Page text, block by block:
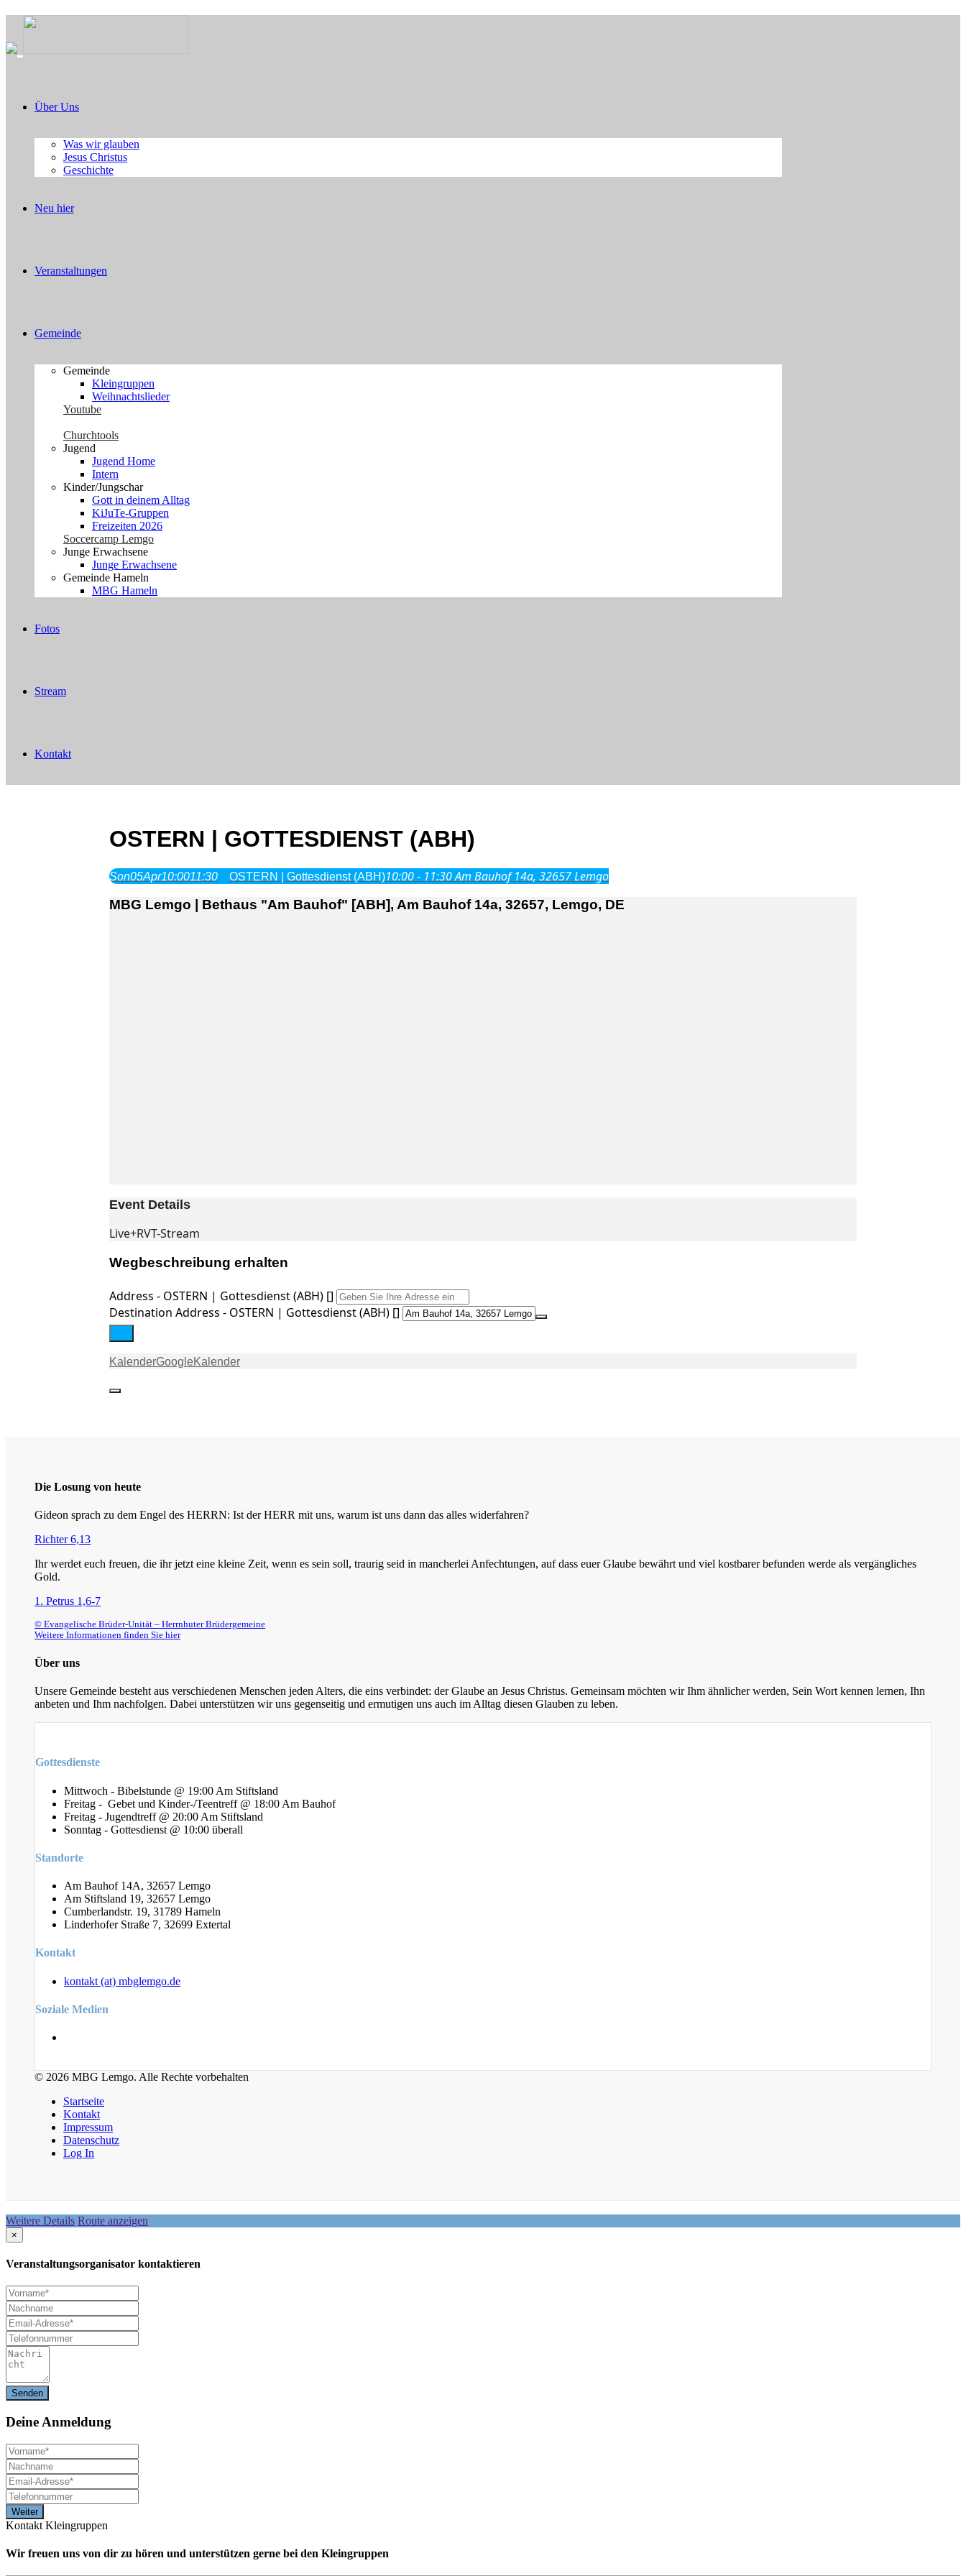
Über Uns
Was wir glauben
Jesus Christus
Geschichte
Neu hier
Veranstaltungen
Gemeinde
Gemeinde
Kleingruppen
Weihnachtslieder
Youtube
Churchtools
Jugend
Jugend Home
Intern
Kinder/Jungschar
Gott in deinem Alltag
KiJuTe-Gruppen
Freizeiten 2026
Soccercamp Lemgo
Junge Erwachsene
Junge Erwachsene
Gemeinde Hameln
MBG Hameln
Fotos
Stream
Kontakt
OSTERN | GOTTESDIENST (ABH)
Son05Apr10:0011:30 OSTERN | Gottesdienst (ABH)10:00 - 11:30Am Bauhof 14a, 32657 Lemgo
MBG Lemgo | Bethaus "Am Bauhof" [ABH], Am Bauhof 14a, 32657, Lemgo, DE
Event Details
Live+RVT-Stream
Wegbeschreibung erhalten
Address - OSTERN | Gottesdienst (ABH) []
Destination Address - OSTERN | Gottesdienst (ABH) []
KalenderGoogleKalender
Die Losung von heute
Gideon sprach zu dem Engel des HERRN: Ist der HERR mit uns, warum ist uns dann das alles widerfahren?
Richter 6,13
Ihr werdet euch freuen, die ihr jetzt eine kleine Zeit, wenn es sein soll, traurig seid in mancherlei Anfechtungen, auf dass euer Glaube bewährt und viel kostbarer befunden werde als vergängliches
Gold.
1. Petrus 1,6-7
© Evangelische Brüder-Unität – Herrnhuter Brüdergemeine
Weitere Informationen finden Sie hier
Über uns
Unsere Gemeinde besteht aus verschiedenen Menschen jeden Alters, die eins verbindet: der Glaube an Jesus Christus. Gemeinsam möchten wir Ihm ähnlicher werden, Sein Wort kennen lernen, Ihn
anbeten und Ihm nachfolgen. Dabei unterstützen wir uns gegenseitig und ermutigen uns auch im Alltag diesen Glauben zu leben.
Gottesdienste
Mittwoch - Bibelstunde @ 19:00 Am Stiftsland
Freitag - Gebet und Kinder-/Teentreff @ 18:00 Am Bauhof
Freitag - Jugendtreff @ 20:00 Am Stiftsland
Sonntag - Gottesdienst @ 10:00 überall
Standorte
Am Bauhof 14A, 32657 Lemgo
Am Stiftsland 19, 32657 Lemgo
Cumberlandstr. 19, 31789 Hameln
Linderhofer Straße 7, 32699 Extertal
Kontakt
kontakt (at) mbglemgo.de
Soziale Medien
© 2026 MBG Lemgo. Alle Rechte vorbehalten
Startseite
Kontakt
Impressum
Datenschutz
Log In
Weitere Details Route anzeigen
×
Veranstaltungsorganisator kontaktieren
Deine Anmeldung
Kontakt Kleingruppen
Wir freuen uns von dir zu hören und unterstützen gerne bei den Kleingruppen